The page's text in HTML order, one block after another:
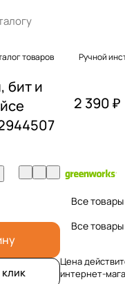
товаров Ручной
бит и
клик
2 390 ₽
Все
Все
Цена
интернет-